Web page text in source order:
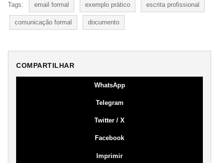
Tags: email formal exemplo prático escrita profissional
comunicação formal documento
COMPARTILHAR
WhatsApp
Telegram
Twitter / X
Facebook
Imprimir